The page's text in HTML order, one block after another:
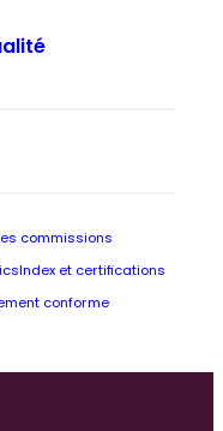
commissions
Index et certifications
conforme